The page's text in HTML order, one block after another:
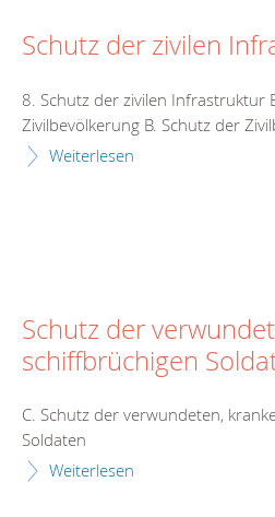
Schutz der zivilen
8. Schutz der zivilen Infrastruktur
Zivilbevölkerung B. Schutz der
Weiterlesen
Schutz der
schiffbrüchigen
C. Schutz der verwundeten,
Soldaten
Weiterlesen